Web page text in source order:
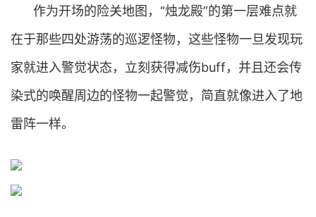
作为开场的险关地图，“烛龙殿”的第一层难点就
在于那些四处游荡的巡逻怪物，这些怪物一旦发现玩
家就进入警觉状态，立刻获得减伤buff，并且还会传
染式的唤醒周边的怪物一起警觉，简直就像进入了地
雷阵一样。